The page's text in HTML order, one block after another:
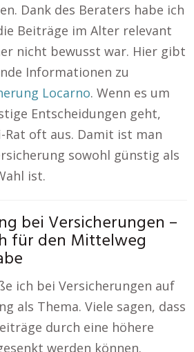
Dank des Beraters habe ich
Beiträge im Alter relevant
nicht bewusst war. Hier gibt
Informationen zu
Locarno. Wenn es um
Entscheidungen geht,
Rat oft aus. Damit ist man
sowohl günstig als
ist.
bei Versicherungen –
für den Mittelweg
ich bei Versicherungen auf
als Thema. Viele sagen, dass
durch eine höhere
werden können.